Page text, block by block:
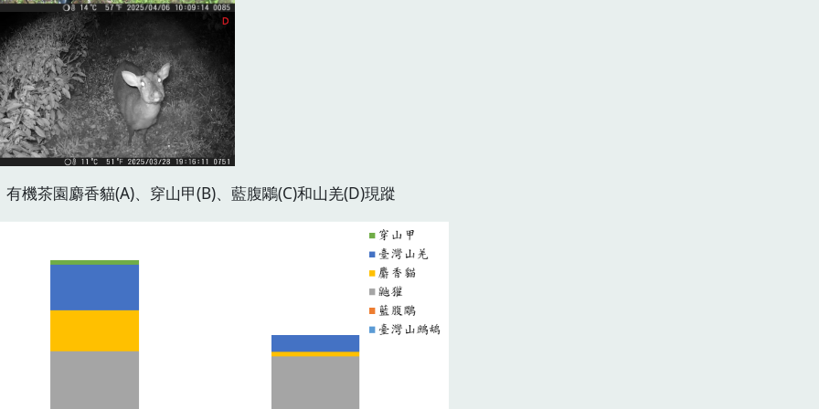
有機茶園麝香貓(A)、穿山甲(B)、藍腹鷴(C)和山羌(D)現蹤